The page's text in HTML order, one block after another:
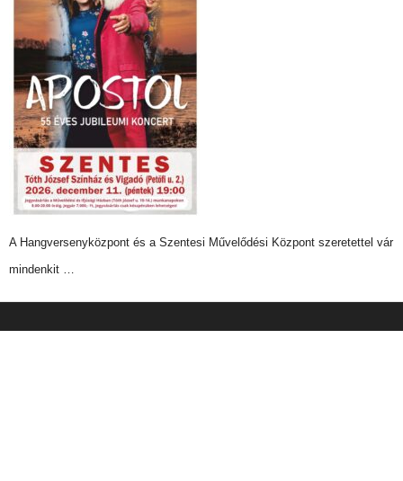
A Hangversenyközpont és a Szentesi Művelődési Központ szeretettel vár
mindenkit …